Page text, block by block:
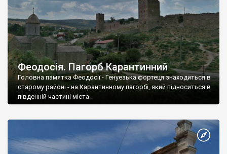
Феодосія. Пагорб Карантинний
Головна памятка Феодосії - Генуезька фортеця знаходиться в
старому районі - на Карантинному пагорбі, який підноситься в
південній частині міста.